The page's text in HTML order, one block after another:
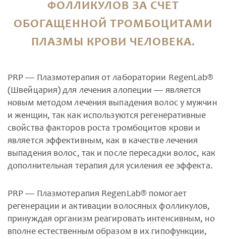
ФОЛЛИКУЛОВ ЗА СЧЕТ
ОБОГАЩЕННОЙ ТРОМБОЦИТАМИ
ПЛАЗМЫ КРОВИ ЧЕЛОВЕКА.
PRP — Плазмотерапия от лаборатории RegenLab®
(Швейцария) для лечения алопеции — является
новым методом лечения выпадения волос у мужчин
и женщин, так как используются регенеративные
свойства факторов роста тромбоцитов крови и
является эффективным, как в качестве лечения
выпадения волос, так и после пересадки волос, как
дополнительная терапия для усиления ее эффекта.
PRP — Плазмотерапия RegenLab® помогает
регенерации и активации волосяных фолликулов,
принуждая организм реагировать интенсивным, но
вполне естественным образом в их гипофункции,